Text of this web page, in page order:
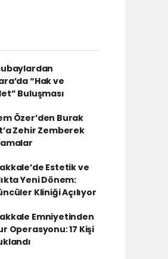
“Hak ve
Buluşması
Özer’den Burak
Zehir Zemberek
Estetik ve
Yeni Dönem:
Kliniği Açılıyor
Emniyetinden
Operasyonu: 17 Kişi